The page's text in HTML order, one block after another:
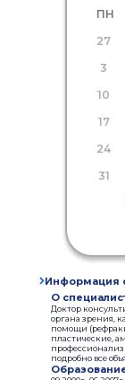
ПН
27
3
10
17
24
31
Информация
О
Доктор
органа зрения,
помощи
пластические,
подробно все